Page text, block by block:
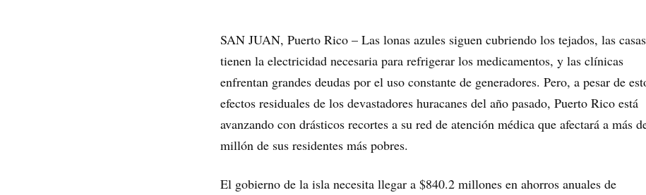
SAN JUAN, Puerto Rico – Las lonas azules siguen cubriendo los tejados, las
tienen la electricidad necesaria para refrigerar los medicamentos, y las clínicas
enfrentan grandes deudas por el uso constante de generadores. Pero, a pesar de
efectos residuales de los devastadores huracanes del año pasado, Puerto Rico está
avanzando con drásticos recortes a su red de atención médica que afectará a más
millón de sus residentes más pobres.
El gobierno de la isla necesita llegar a $840.2 millones en ahorros anuales de